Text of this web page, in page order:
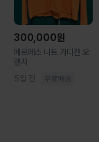
300,000원
에르메스 니트 가디건 오
렌지
5일 전